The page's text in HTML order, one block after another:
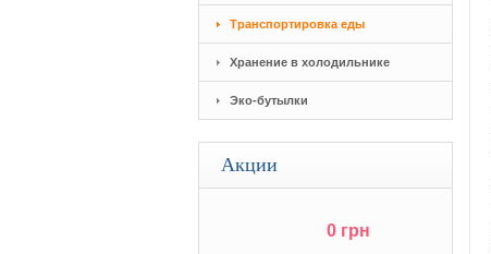
Транспортировка еды
Хранение в холодильнике
Эко-бутылки
Акции
0 грн